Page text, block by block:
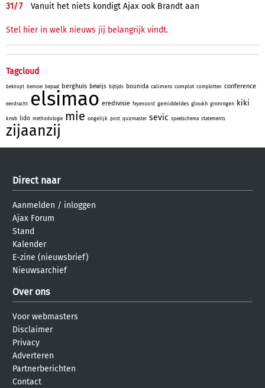
31/7 Vanuit het niets kondigt Ajax ook Brandt aan
Stel hier in welk nieuws jij belangrijk vindt.
Tagcloud
beknopt bemoei bepaal berghuis bewijs bijtijds bounida calimero complot complotten conference
eendracht elsimao eredivisie feyenoord gemiddeldes gloukh groningen kiki
knvb lido methodologie mie ongelijk post quizmaster sevic speelschema statements
zijaanzij
Direct naar
Aanmelden / inloggen
Ajax Forum
Stand
Kalender
E-zine (nieuwsbrief)
Nieuwsarchief
Over ons
Voor webmasters
Disclaimer
Privacy
Adverteren
Partnerberichten
Contact